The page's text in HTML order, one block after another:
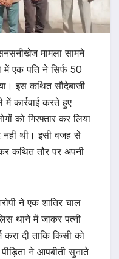
मामला सामने
एक पति ने सिर्फ 50
इस कथित सौदेबाजी
कार्रवाई करते हुए
को गिरफ्तार कर लिया
नहीं थी। इसी वजह से
कथित तौर पर अपनी
ने एक शातिर चाल
थाने में जाकर पत्नी
दी ताकि किसी को
ने आपबीती सुनाते